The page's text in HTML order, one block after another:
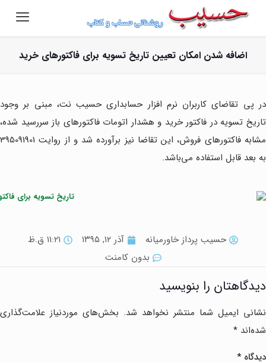
اضافه شدن امکان تعیین تاریخ تسویه برای فاکتورهای خرید
در پی تقاضای کاربران نرم افزار حسابداری حسیب نت، مبنی بر وجود
تاریخ تسویه در فاکتور خرید و هشدار اتومات فاکتورهای باز سررسید شده،
مشابه فاکتورهای فروش، این تقاضا نیز برآورده شد و از روایت 395091901
به بعد قابل استفاده می‌باشد.
حسیب پرداز خاورمیانه آذر ۱۲, ۱۳۹۵
۱۱:۲۱ ق.ظ
بدون کامنت
دیدگاهتان را بنویسید
نشانی ایمیل شما منتشر نخواهد شد. بخش‌های موردنیاز علامت‌گذاری
شده‌اند *
دیدگاه*